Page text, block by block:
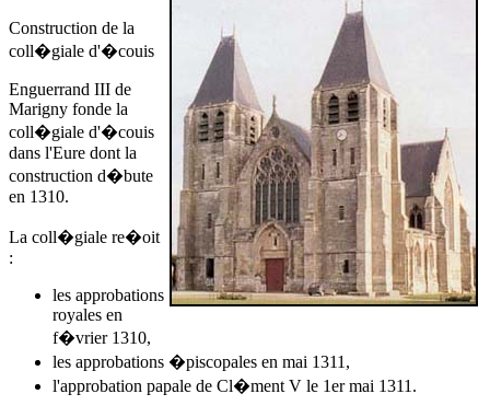
Construction de la
coll�giale d'�couis
Enguerrand III de
Marigny fonde la
coll�giale d'�couis
dans l'Eure dont la
construction d�bute
en 1310.
La coll�giale re�oit
:
les approbations
royales en
f�vrier 1310,
les approbations �piscopales en mai 1311,
l'approbation papale de Cl�ment V le 1er mai 1311.